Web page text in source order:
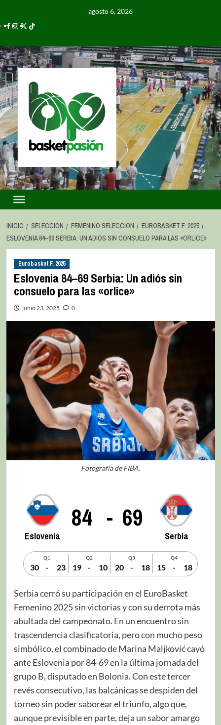
agosto 6, 2026
INICIO SELECCIÓN FEMENINO SELECCIÓN
EUROBASKET F. 2025
ESLOVENIA 84–69 SERBIA: UN ADIÓS SIN CONSUELO PARA LAS «ORLICE»
Eurobasket F. 2025
Eslovenia 84–69 Serbia: Un adiós sin
consuelo para las «orlice»
junio 23, 2025 0
Fotografía de FIBA.
Eslovenia
84 - 69
Serbia
Q1
30 - 23
Q2
19 - 10
Q3
20 - 18
Q4
15 - 18
Serbia cerró su participación en el EuroBasket
Femenino 2025 sin victorias y con su derrota más
abultada del campeonato. En un encuentro sin
trascendencia clasificatoria, pero con mucho peso
simbólico, el combinado de Marina Maljković cayó
ante Eslovenia por 84-69 en la última jornada del
grupo B, disputado en Bolonia. Con este tercer
revés consecutivo, las balcánicas se despiden del
torneo sin poder saborear el triunfo, algo que,
aunque previsible en parte, deja un sabor amargo